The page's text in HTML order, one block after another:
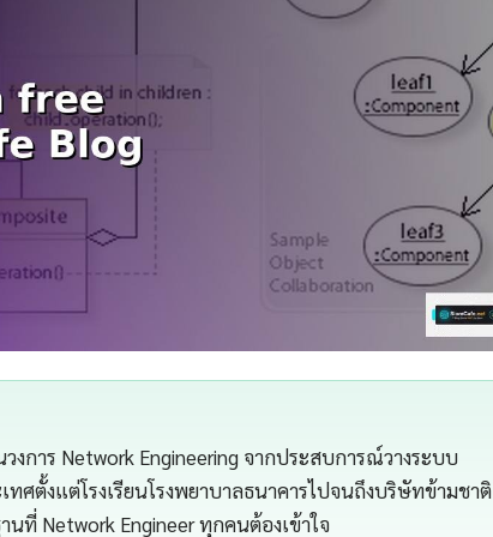
การ Network Engineering จากประสบการณ์วางระบบ
ทศตั้งแต่โรงเรียนโรงพยาบาลธนาคารไปจนถึงบริษัทข้ามชาติ
ที่ Network Engineer ทุกคนต้องเข้าใจ